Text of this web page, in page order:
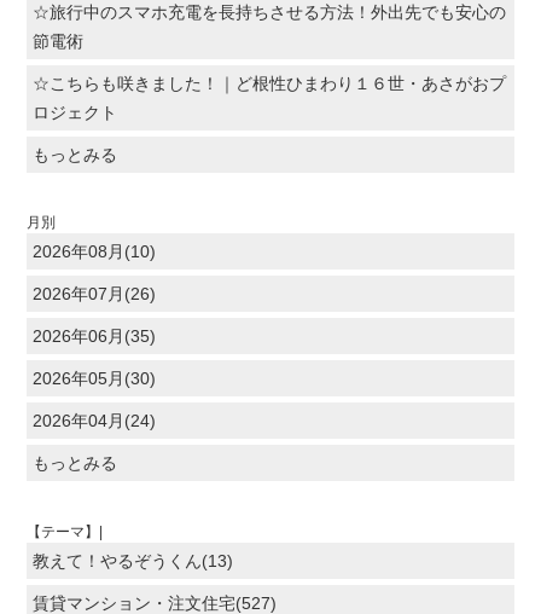
☆旅行中のスマホ充電を長持ちさせる方法！外出先でも安心の
節電術
☆こちらも咲きました！｜ど根性ひまわり１６世・あさがおプ
ロジェクト
もっとみる
月別
2026年08月(10)
2026年07月(26)
2026年06月(35)
2026年05月(30)
2026年04月(24)
もっとみる
【テーマ】|
教えて！やるぞうくん(13)
賃貸マンション・注文住宅(527)